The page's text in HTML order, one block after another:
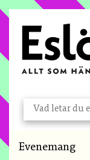
TILL INNEHÅLL
Du är här:
Evenemang